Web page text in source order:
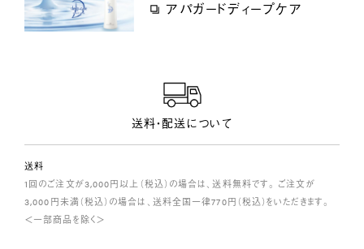
アパガードディープケア
送料・配送について
送料
1回のご注文が3,000円以上（税込）の場合は、送料無料です。 ご注文が
3,000円未満（税込）の場合は、送料全国一律770円（税込）をいただきます。
＜一部商品を除く＞